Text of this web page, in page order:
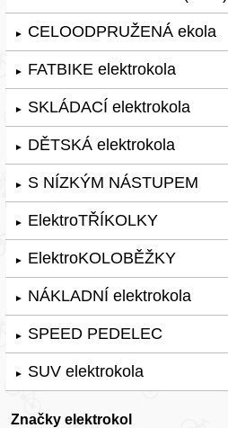
► CELOODPRUŽENÁ ekola
► FATBIKE elektrokola
► SKLÁDACÍ elektrokola
► DĚTSKÁ elektrokola
► S NÍZKÝM NÁSTUPEM
► ElektroTŘÍKOLKY
► ElektroKOLOBĚŽKY
► NÁKLADNÍ elektrokola
► SPEED PEDELEC
► SUV elektrokola
Značky elektrokol